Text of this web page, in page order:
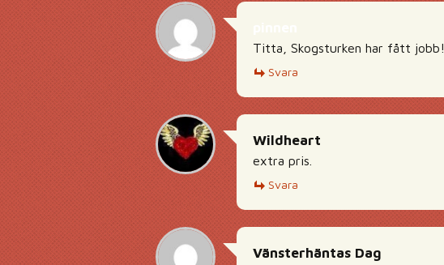
Titta, Skogsturken har fått jobb!
Svara
Wildheart
extra pris.
Svara
Vänsterhäntas Dag